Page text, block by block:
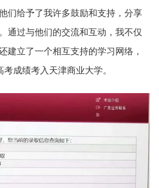
们给予了我许多鼓励和支持，分享
通过与他们的交流和互动，我不仅
建立了一个相互支持的学习网络，
成绩考入天津商业大学。